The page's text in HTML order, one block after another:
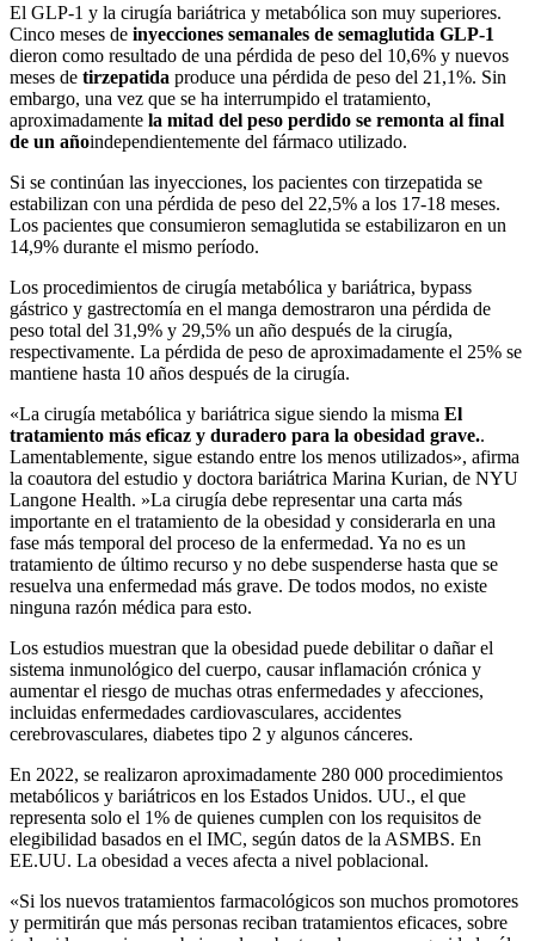
El GLP-1 y la cirugía bariátrica y metabólica son muy superiores.
Cinco meses de inyecciones semanales de semaglutida GLP-1
dieron como resultado de una pérdida de peso del 10,6% y nuevos
meses de tirzepatida produce una pérdida de peso del 21,1%. Sin
embargo, una vez que se ha interrumpido el tratamiento,
aproximadamente la mitad del peso perdido se remonta al final
de un añoindependientemente del fármaco utilizado.
Si se continúan las inyecciones, los pacientes con tirzepatida se
estabilizan con una pérdida de peso del 22,5% a los 17-18 meses.
Los pacientes que consumieron semaglutida se estabilizaron en un
14,9% durante el mismo período.
Los procedimientos de cirugía metabólica y bariátrica, bypass
gástrico y gastrectomía en el manga demostraron una pérdida de
peso total del 31,9% y 29,5% un año después de la cirugía,
respectivamente. La pérdida de peso de aproximadamente el 25% se
mantiene hasta 10 años después de la cirugía.
«La cirugía metabólica y bariátrica sigue siendo la misma El
tratamiento más eficaz y duradero para la obesidad grave..
Lamentablemente, sigue estando entre los menos utilizados», afirma
la coautora del estudio y doctora bariátrica Marina Kurian, de NYU
Langone Health. »La cirugía debe representar una carta más
importante en el tratamiento de la obesidad y considerarla en una
fase más temporal del proceso de la enfermedad. Ya no es un
tratamiento de último recurso y no debe suspenderse hasta que se
resuelva una enfermedad más grave. De todos modos, no existe
ninguna razón médica para esto.
Los estudios muestran que la obesidad puede debilitar o dañar el
sistema inmunológico del cuerpo, causar inflamación crónica y
aumentar el riesgo de muchas otras enfermedades y afecciones,
incluidas enfermedades cardiovasculares, accidentes
cerebrovasculares, diabetes tipo 2 y algunos cánceres.
En 2022, se realizaron aproximadamente 280 000 procedimientos
metabólicos y bariátricos en los Estados Unidos. UU., el que
representa solo el 1% de quienes cumplen con los requisitos de
elegibilidad basados ​​en el IMC, según datos de la ASMBS. En
EE.UU. La obesidad a veces afecta a nivel poblacional.
«Si los nuevos tratamientos farmacológicos son muchos promotores
y permitirán que más personas reciban tratamientos eficaces, sobre